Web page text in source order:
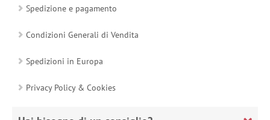
Spedizione e pagamento
Condizioni Generali di Vendita
Spedizioni in Europa
Privacy Policy & Cookies